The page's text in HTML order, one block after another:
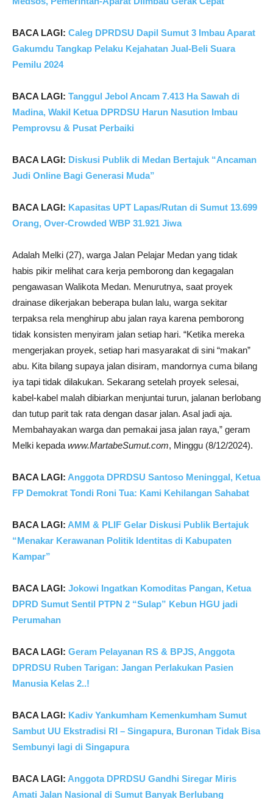
BACA LAGI: Caleg DPRDSU Dapil Sumut 3 Imbau Aparat
Gakumdu Tangkap Pelaku Kejahatan Jual-Beli Suara
Pemilu 2024
BACA LAGI: Tanggul Jebol Ancam 7.413 Ha Sawah di
Madina, Wakil Ketua DPRDSU Harun Nasution Imbau
Pemprovsu & Pusat Perbaiki
BACA LAGI: Diskusi Publik di Medan Bertajuk “Ancaman
Judi Online Bagi Generasi Muda”
BACA LAGI: Kapasitas UPT Lapas/Rutan di Sumut 13.699
Orang, Over-Crowded WBP 31.921 Jiwa
Adalah Melki (27), warga Jalan Pelajar Medan yang tidak
habis pikir melihat cara kerja pemborong dan kegagalan
pengawasan Walikota Medan. Menurutnya, saat proyek
drainase dikerjakan beberapa bulan lalu, warga sekitar
terpaksa rela menghirup abu jalan raya karena pemborong
tidak konsisten menyiram jalan setiap hari. “Ketika mereka
mengerjakan proyek, setiap hari masyarakat di sini “makan”
abu. Kita bilang supaya jalan disiram, mandornya cuma bilang
iya tapi tidak dilakukan. Sekarang setelah proyek selesai,
kabel-kabel malah dibiarkan menjuntai turun, jalanan berlobang
dan tutup parit tak rata dengan dasar jalan. Asal jadi aja.
Membahayakan warga dan pemakai jasa jalan raya,” geram
Melki kepada www.MartabeSumut.com, Minggu (8/12/2024).
BACA LAGI: Anggota DPRDSU Santoso Meninggal, Ketua
FP Demokrat Tondi Roni Tua: Kami Kehilangan Sahabat
BACA LAGI: AMM & PLIF Gelar Diskusi Publik Bertajuk
“Menakar Kerawanan Politik Identitas di Kabupaten
Kampar”
BACA LAGI: Jokowi Ingatkan Komoditas Pangan, Ketua
DPRD Sumut Sentil PTPN 2 “Sulap” Kebun HGU jadi
Perumahan
BACA LAGI: Geram Pelayanan RS & BPJS, Anggota
DPRDSU Ruben Tarigan: Jangan Perlakukan Pasien
Manusia Kelas 2..!
BACA LAGI: Kadiv Yankumham Kemenkumham Sumut
Sambut UU Ekstradisi RI – Singapura, Buronan Tidak Bisa
Sembunyi lagi di Singapura
BACA LAGI: Anggota DPRDSU Gandhi Siregar Miris
Amati Jalan Nasional di Sumut Banyak Berlubang